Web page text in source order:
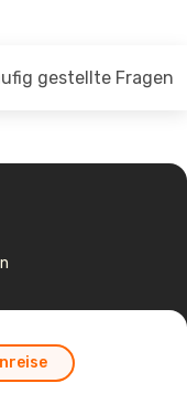
gestellte Fragen